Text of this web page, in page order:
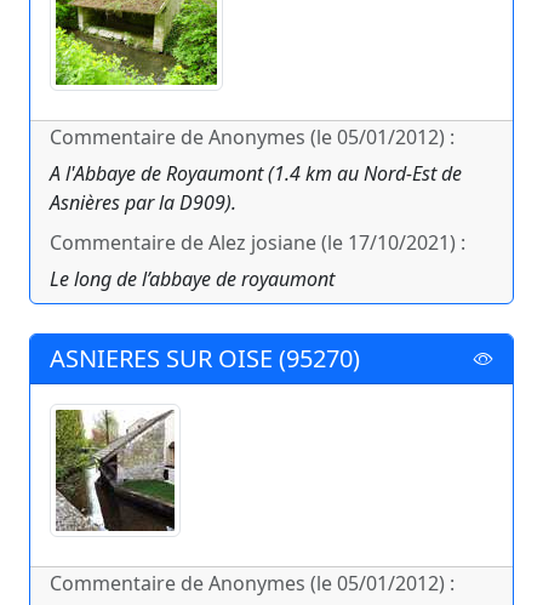
Commentaire de Anonymes (le 05/01/2012) :
A l'Abbaye de Royaumont (1.4 km au Nord-Est de
Asnières par la D909).
Commentaire de Alez josiane (le 17/10/2021) :
Le long de l’abbaye de royaumont
ASNIERES SUR OISE (95270)
Commentaire de Anonymes (le 05/01/2012) :